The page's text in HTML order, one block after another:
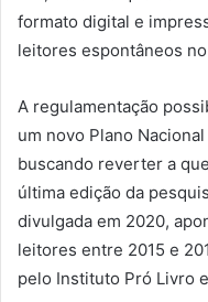
formato digital e
leitores espontâneos
A regulamentação
um novo Plano
buscando reverter a
última edição da
divulgada em 2020,
leitores entre 2015 e
pelo Instituto Pró Livro